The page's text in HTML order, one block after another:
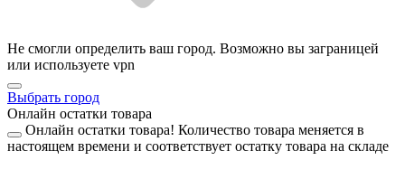
Не смогли определить ваш город. Возможно вы заграницей
или используете vpn
Выбрать город
Онлайн остатки товара
Онлайн остатки товара! Количество товара меняется в
настоящем времени и соответствует остатку товара на складе